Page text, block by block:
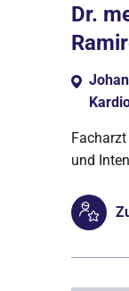
Dr.
und